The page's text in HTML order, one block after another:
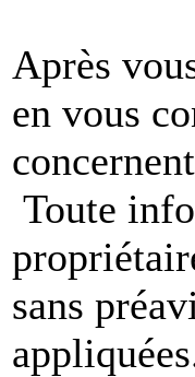
Après
en vous
Toute
sans